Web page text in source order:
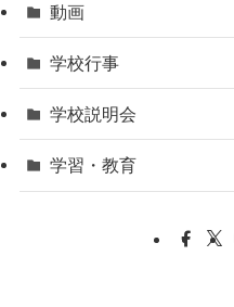
動画
学校行事
学校説明会
学習・教育